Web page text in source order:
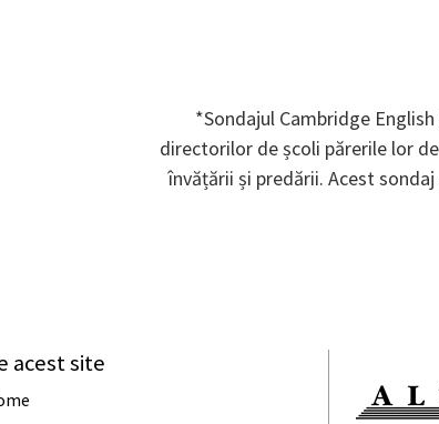
*Sondajul Cambridge
directorilor de școli părerile lor
învățării și predării. Acest
acest site